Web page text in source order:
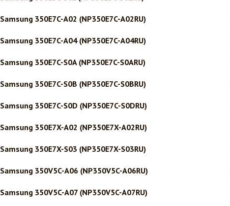
Samsung 350E7C-A02 (NP350E7C-A02RU)
Samsung 350E7C-A04 (NP350E7C-A04RU)
Samsung 350E7C-S0A (NP350E7C-S0ARU)
Samsung 350E7C-S0B (NP350E7C-S0BRU)
Samsung 350E7C-S0D (NP350E7C-S0DRU)
Samsung 350E7X-A02 (NP350E7X-A02RU)
Samsung 350E7X-S03 (NP350E7X-S03RU)
Samsung 350V5C-A06 (NP350V5C-A06RU)
Samsung 350V5C-A07 (NP350V5C-A07RU)